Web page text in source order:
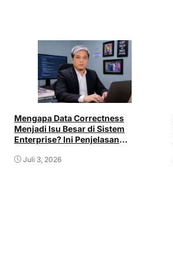
Mengapa Data Correctness
Menjadi Isu Besar di Sistem
Enterprise? Ini Penjelasan
Juli 3, 2026